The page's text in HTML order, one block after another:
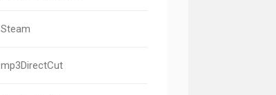
Steam
mp3DirectCut